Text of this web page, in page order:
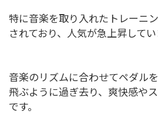
特に音楽を取り入れたトレーニ
されており、人気が急上昇してい
音楽のリズムに合わせてペダル
飛ぶように過ぎ去り、爽快感や
です。